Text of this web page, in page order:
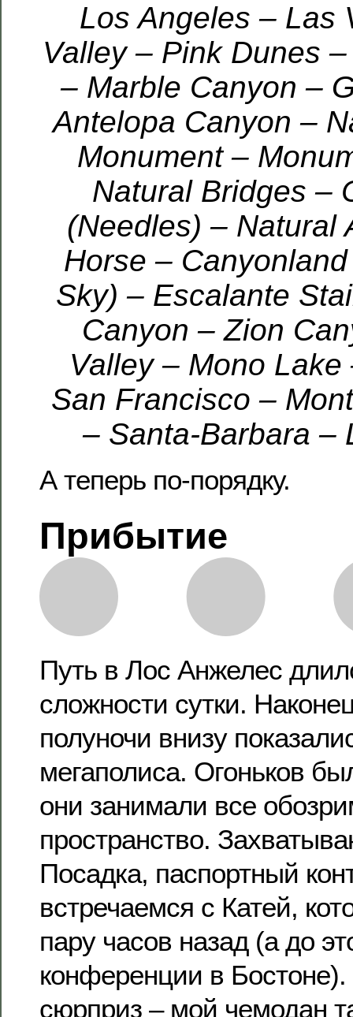
Los Angeles – Las
Valley – Pink Dunes
– Marble Canyon –
Antelopa Canyon –
Monument –
Natural Bridges –
(Needles) – Natural
Horse –
Sky) – Escalante
Canyon – Zion
Valley – Mono Lake
San Francisco –
– Santa-Barbara –
А теперь по-порядку.
Прибытие
Путь в Лос Анжелес
сложности сутки.
полуночи внизу
мегаполиса. Огоньков
они занимали все
пространство.
Посадка, паспортный
встречаемся с Катей,
пару часов назад (а до
конференции в Бостоне).
сюрприз – мой чемодан